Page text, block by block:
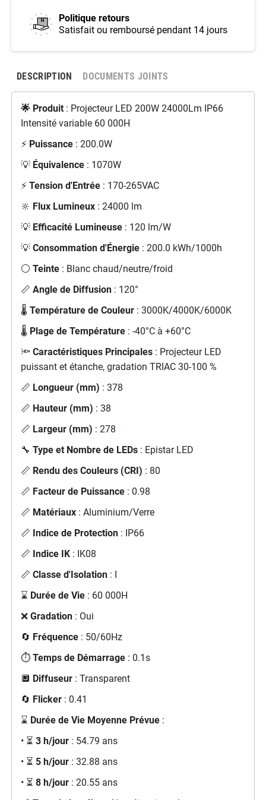
Politique retours
Satisfait ou remboursé pendant 14 jours
DESCRIPTION DOCUMENTS JOINTS
🌟 Produit: Projecteur LED 200W 24000Lm IP66
Intensité variable 60 000H
⚡ Puissance: 200.0W
💡 Équivalence: 1070W
⚡ Tension d'Entrée: 170-265VAC
🔆 Flux Lumineux: 24000 lm
💡 Efficacité Lumineuse: 120 lm/W
💡 Consommation d'Énergie: 200.0 kWh/1000h
⚪ Teinte: Blanc chaud/neutre/froid
📏 Angle de Diffusion: 120°
🌡️ Température de Couleur: 3000K/4000K/6000K
🌡️ Plage de Température: -40°C à +60°C
🔦 Caractéristiques Principales: Projecteur LED
puissant et étanche, gradation TRIAC 30-100 %
📏 Longueur (mm) : 378
📏 Hauteur (mm) : 38
📏 Largeur (mm) : 278
🔧 Type et Nombre de LEDs: Epistar LED
📏 Rendu des Couleurs (CRI) : 80
📏 Facteur de Puissance: 0.98
📏 Matériaux: Aluminium/Verre
📏 Indice de Protection: IP66
📏 Indice IK: IK08
📏 Classe d'Isolation: I
⌛ Durée de Vie: 60 000H
❌ Gradation: Oui
🔄 Fréquence: 50/60Hz
⏱️ Temps de Démarrage: 0.1s
🔲 Diffuseur: Transparent
🔄 Flicker: 0.41
⌛ Durée de Vie Moyenne Prévue:
• ⏳ 3 h/jour: 54.79 ans
• ⏳ 5 h/jour: 32.88 ans
• ⏳ 8 h/jour: 20.55 ans